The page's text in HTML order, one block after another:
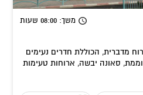
משך: 08:00 שעות
מדברית, הכוללת חדרים נעימים
סאונה יבשה, ארוחות טעימות